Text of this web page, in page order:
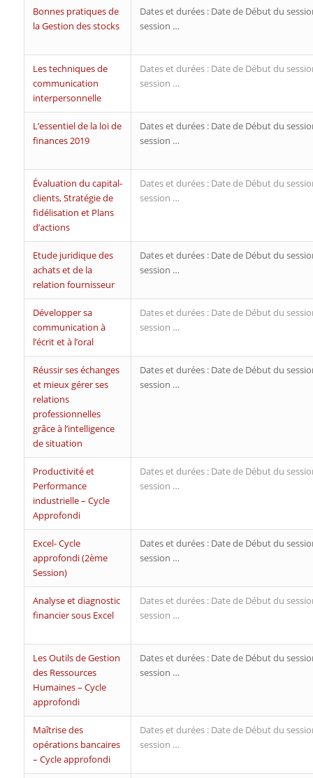
Bonnes pratiques de
la Gestion des stocks
Dates et durées : Date de Début du
session …
Les techniques de
communication
interpersonnelle
Dates et durées : Date de Début du
session …
L’essentiel de la loi de
finances 2019
Dates et durées : Date de Début du
session …
Évaluation du capital-
clients, Stratégie de
fidélisation et Plans
d’actions
Dates et durées : Date de Début du
session …
Etude juridique des
achats et de la
relation fournisseur
Dates et durées : Date de Début du
session …
Développer sa
communication à
l’écrit et à l’oral
Dates et durées : Date de Début du
session …
Réussir ses échanges
et mieux gérer ses
relations
professionnelles
grâce à l’intelligence
de situation
Dates et durées : Date de Début du
session …
Productivité et
Performance
industrielle – Cycle
Approfondi
Dates et durées : Date de Début du
session …
Excel- Cycle
approfondi (2ème
Session)
Dates et durées : Date de Début du
session …
Analyse et diagnostic
financier sous Excel
Dates et durées : Date de Début du
session …
Les Outils de Gestion
des Ressources
Humaines – Cycle
approfondi
Dates et durées : Date de Début du
session …
Maîtrise des
opérations bancaires
– Cycle approfondi
Dates et durées : Date de Début du
session …